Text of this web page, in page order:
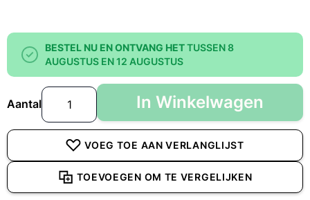
BESTEL NU EN ONTVANG HETTUSSEN 8
AUGUSTUS EN 12 AUGUSTUS
Aantal In Winkelwagen
VOEG TOE AAN VERLANGLIJST
TOEVOEGEN OM TE VERGELIJKEN